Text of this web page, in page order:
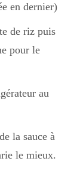
en dernier)
de riz puis
pour le
au
la sauce à
le mieux.